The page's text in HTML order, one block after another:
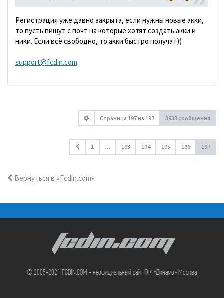
Регистрация уже давно закрыта, если нужны новые акки,
то пусть пишут с почт на которые хотят создать акки и
ники. Если всё свободно, то акки быстро получат))
support@fcdin.com
Страница 197из 197 3933 сообщения
1 … 193 194 195 196 197
Вернуться в «Fcdin.com»
FCDIN.COM
© 2005-2021 FCDIN.COM - неофициальный сайт ФК «Динамо» Москва